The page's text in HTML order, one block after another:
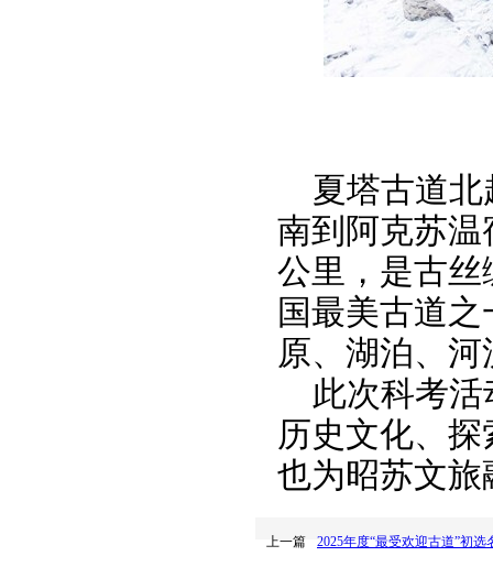
夏塔古道
南到阿克苏
公里，是古
国最美古道
原、湖泊、
此次科考
历史文化、
也为昭苏文
上一篇 2025年度“最受欢迎古道”初